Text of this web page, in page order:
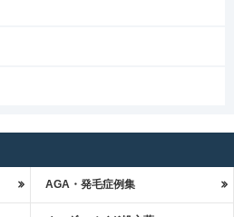
AGA・発毛症例集